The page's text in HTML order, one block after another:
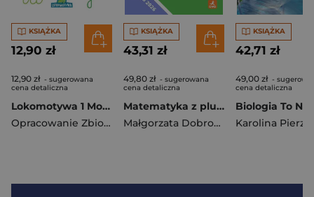
KSIĄŻKA
12,90 zł
12,90 zł - sugerowana
cena detaliczna
Lokomotywa 1 Moje pierwsze czytanki
Opracowanie Zbiorowe
KSIĄŻKA
43,31 zł
49,80 zł - sugerowana
cena detaliczna
Matematyka z plusem podręcznik dla klasy 4 szkoły podstawowej EDYCJA 2026
Małgorzata Dobrowolska
,Zarzycki
KSIĄŻKA
42,71 zł
49,00 zł -
cena detaliczna